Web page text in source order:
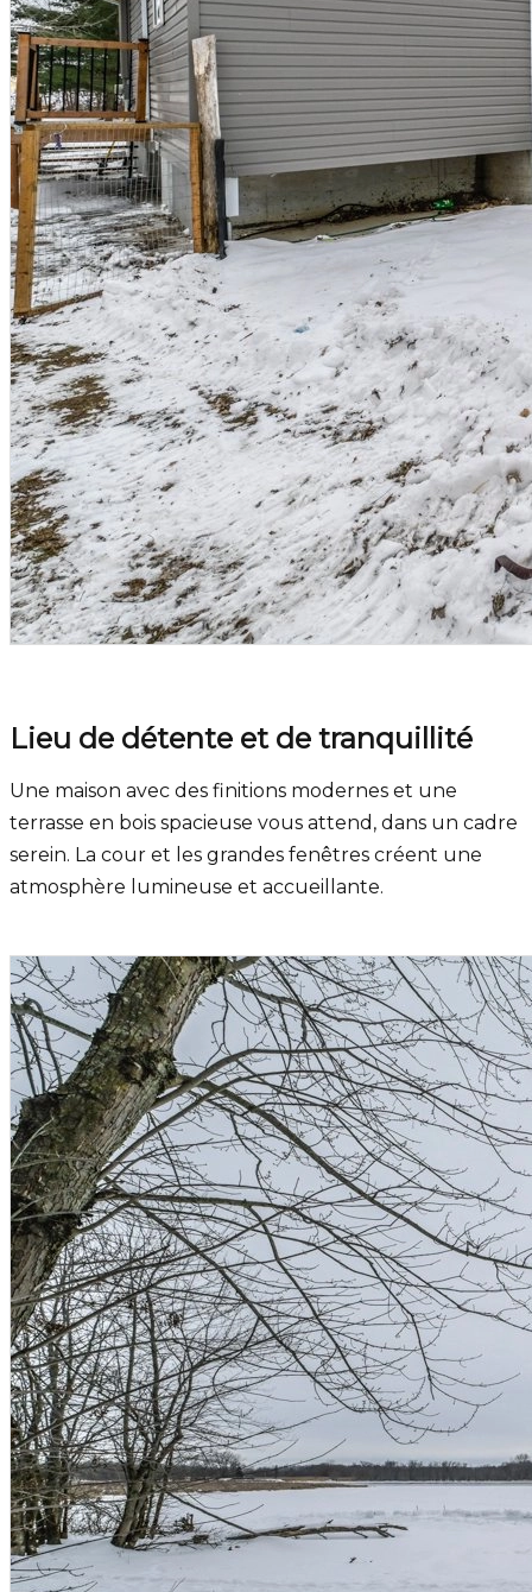
Lieu de détente et de tranquillité
Une maison avec des finitions modernes et une
terrasse en bois spacieuse vous attend, dans un cadre
serein. La cour et les grandes fenêtres créent une
atmosphère lumineuse et accueillante.